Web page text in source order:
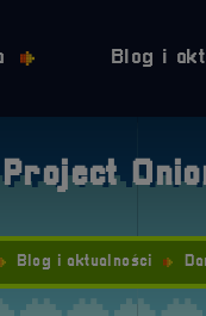
Blog i
Blog i aktualności